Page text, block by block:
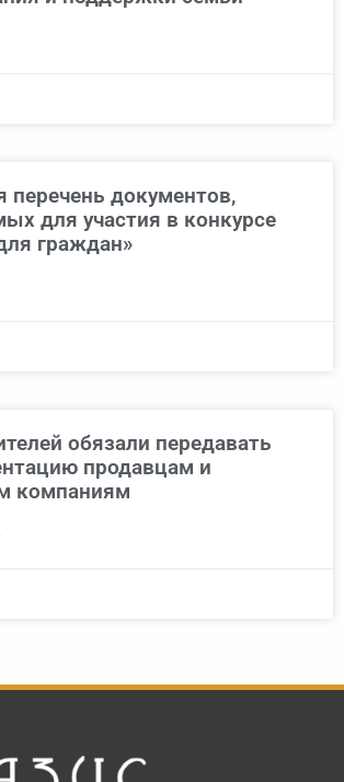
перечень документов,
для участия в конкурсе
граждан»
обязали передавать
продавцам и
компаниям